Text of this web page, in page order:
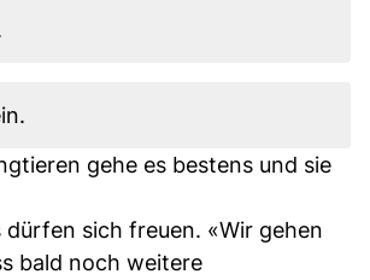
gehe es bestens und sie
dürfen sich freuen. «Wir gehen
bald noch weitere